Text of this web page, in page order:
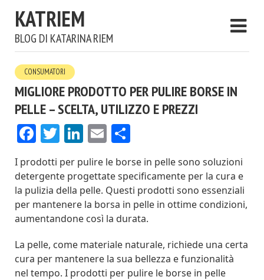
KATRIEM
BLOG DI KATARINA RIEM
CONSUMATORI
MIGLIORE PRODOTTO PER PULIRE BORSE IN
PELLE – SCELTA, UTILIZZO E PREZZI
Facebook
Twitter
LinkedIn
Email
I prodotti per pulire le borse in pelle sono soluzioni
detergente progettate specificamente per la cura e
la pulizia della pelle. Questi prodotti sono essenziali
per mantenere la borsa in pelle in ottime condizioni,
aumentandone così la durata.
La pelle, come materiale naturale, richiede una certa
cura per mantenere la sua bellezza e funzionalità
nel tempo. I prodotti per pulire le borse in pelle